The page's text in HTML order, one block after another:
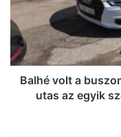
Balhé volt a
utas az egyik